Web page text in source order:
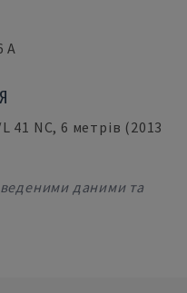
А
NC, 6 метрів (2013
даними та